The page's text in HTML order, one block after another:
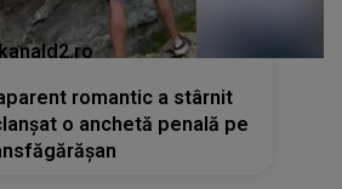
kanald2.ro
romantic a stârnit
o anchetă penală pe